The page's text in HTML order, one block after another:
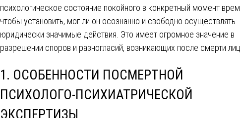
психологическое состояние покойного в конкретный момент
чтобы установить, мог ли он осознанно и свободно осуществлять
юридически значимые действия. Это имеет огромное значение в
разрешении споров и разногласий, возникающих после смерти
1. ОСОБЕННОСТИ ПОСМЕРТНОЙ
ПСИХОЛОГО-ПСИХИАТРИЧЕСКОЙ
ЭКСПЕРТИЗЫ